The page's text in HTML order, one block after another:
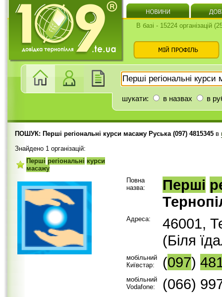
В базі - 15224 організацій
шукати: в назвах в
ПОШУК: Перші регіональні курси масажу Руська (097) 4815345 в
Знайдено 1 організацій:
Перші регіональні курси
масажу
Повна
назва:
Перші
Адреса:
46001,
(Біля
мобільний
Київстар:
(097)
мобільний
Vodafone:
(066)